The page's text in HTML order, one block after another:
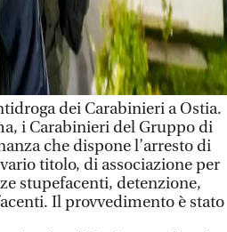
dei Carabinieri a Ostia.
i Carabinieri del Gruppo di
che dispone l’arresto di
titolo, di associazione per
stupefacenti, detenzione,
Il provvedimento è stato